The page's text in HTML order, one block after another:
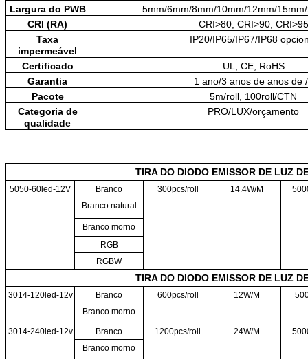
Largura do PWB
5mm/6mm/8mm/10mm/12mm/
CRI (RA)
CRI>80, CRI>90, CRI>95
Taxa
impermeável
IP20/IP65/IP67/IP68
Certificado
UL, CE, RoHS
Garantia
1 ano/3 anosde anos de
Pacote
5m/roll, 100roll/CTN
Categoria de
qualidade
PRO/LUX/orçamento
TIRA DO DIODO EMISSOR DE LUZ
5050-60led-12V Branco 300pcs/roll 14.4W/M
Branco natural
Branco morno
RGB
RGBW
TIRA DO DIODO EMISSOR DE LUZ
3014-120led-12v Branco 600pcs/roll 12W/M
Branco morno
3014-240led-12v Branco 1200pcs/roll 24W/M
Branco morno